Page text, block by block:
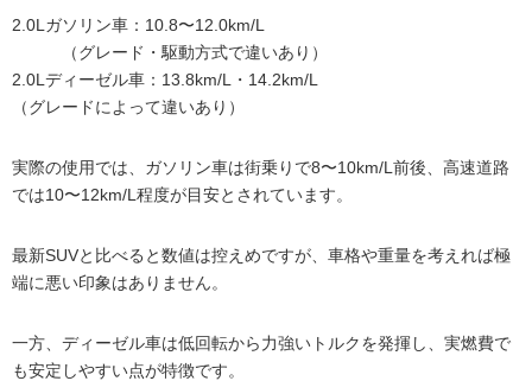
2.0Lガソリン車：10.8〜12.0km/L
（グレード・駆動方式で違いあり）
2.0Lディーゼル車：13.8km/L・14.2km/L
（グレードによって違いあり）
実際の使用では、ガソリン車は街乗りで8〜10km/L前後、高速道路
では10〜12km/L程度が目安とされています。
最新SUVと比べると数値は控えめですが、車格や重量を考えれば極
端に悪い印象はありません。
一方、ディーゼル車は低回転から力強いトルクを発揮し、実燃費で
も安定しやすい点が特徴です。